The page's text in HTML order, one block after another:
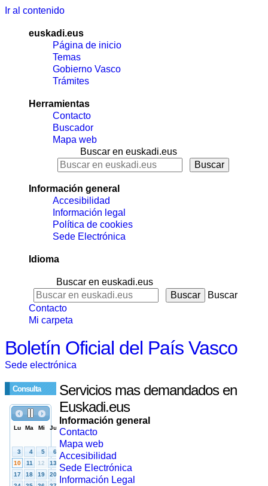
Ir al contenido
euskadi.eus
Página de inicio
Temas
Gobierno Vasco
Trámites
Herramientas
Contacto
Buscador
Mapa web
Buscar en euskadi.eus
Información general
Accesibilidad
Información legal
Política de cookies
Sede Electrónica
Idioma
Buscar en euskadi.eus
Buscar
Contacto
Mi carpeta
Boletín Oficial del País Vasco
Sede electrónica
Consulta
Servicios mas demandados en
Euskadi.eus
Información general
Contacto
Mapa web
Accesibilidad
Sede Electrónica
Información Legal